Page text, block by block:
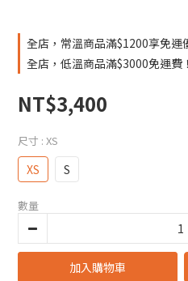
全店，常溫商品滿$1200享免運
全店，低溫商品滿$3000免運費
NT$3,400
尺寸 : XS
XS S
數量
加入購物車